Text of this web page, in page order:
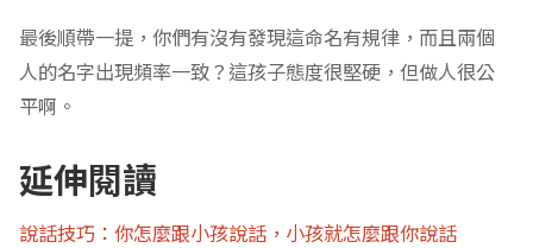
最後順帶一提，你們有沒有發現這命名有規律，而且兩個
人的名字出現頻率一致？這孩子態度很堅硬，但做人很公
平啊。
延伸閱讀
說話技巧：你怎麼跟小孩說話，小孩就怎麼跟你說話